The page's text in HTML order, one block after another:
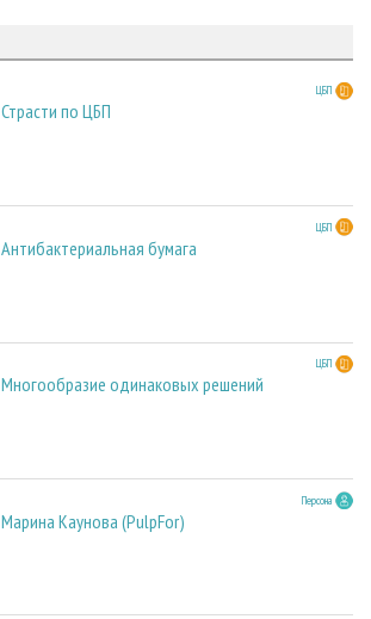
ЦБП
Страсти по ЦБП
ЦБП
Антибактериальная бумага
ЦБП
Многообразие одинаковых решений
Персона
Марина Каунова (PulpFor)